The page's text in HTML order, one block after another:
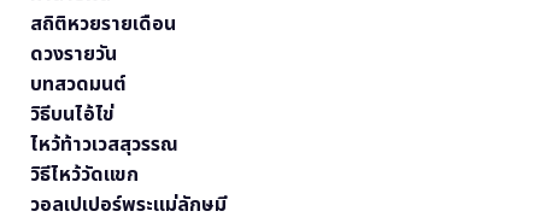
สถิติหวยรายเดือน
ดวงรายวัน
บทสวดมนต์
วิธีบนไอ้ไข่
ไหว้ท้าวเวสสุวรรณ
วิธีไหว้วัดแขก
วอลเปเปอร์พระแม่ลักษมี